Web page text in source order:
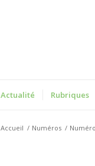
Actualité Rubriques
Accueil / Numéros /